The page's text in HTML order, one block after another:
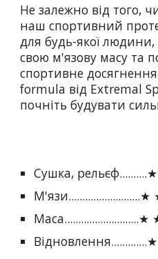
Не залежно від того,
наш спортивний
для будь-якої
свою м'язову масу та
спортивне
formula від Extremal
почніть будувати
Сушка,